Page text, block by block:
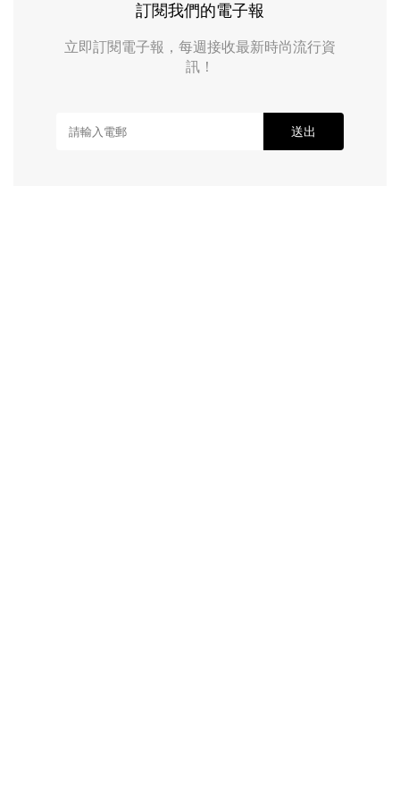
訂閱我們的電子報
立即訂閱電子報，每週接收最新時尚流行資
訊！
送出